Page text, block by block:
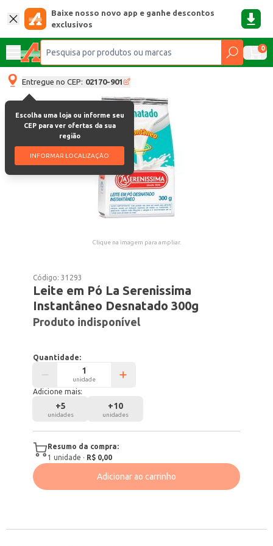
Baixe nosso novo app e ganhe descontos
exclusivos
0
Entregue no CEP: 02170-901
Escolha uma loja ou informe seu
CEP para ver ofertas da sua
região
INFORMAR LOCALIZAÇÃO
Clique na imagem para ampliar.
Código:31293
Leite em Pó La Serenissima
Instantâneo Desnatado 300g
Produto indisponível
Quantidade:
unidade
Adicione mais:
+5
unidades
+10
unidades
Resumo da compra:
1 unidade · R$ 0,00
Adicionar ao carrinho